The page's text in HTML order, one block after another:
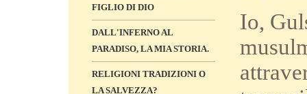
FIGLIO DI DIO
DALL'INFERNO AL
PARADISO, LA MIA STORIA.
RELIGIONI TRADIZIONI O
LA SALVEZZA?
Io,